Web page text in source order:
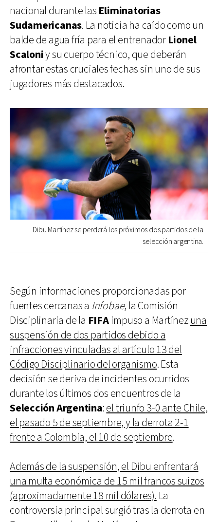
nacional durante las Eliminatorias
Sudamericanas. La noticia ha caído como un
balde de agua fría para el entrenador Lionel
Scaloniy su cuerpo técnico, que deberán
afrontar estas cruciales fechas sin uno de sus
jugadores más destacados.
Dibu Martínez se perderá los próximos dos partidos de la
selección argentina.
Según informaciones proporcionadas por
fuentes cercanas a Infobae, la Comisión
Disciplinaria de la FIFAimpuso a Martínezuna
suspensión de dos partidos debido a
infracciones vinculadas al artículo 13 del
Código Disciplinario del organismo. Esta
decisión se deriva de incidentes ocurridos
durante los últimos dos encuentros de la
Selección Argentina:el triunfo 3-0 ante Chile,
el pasado 5 de septiembre, y la derrota 2-1
frente a Colombia, el 10 de septiembre.
Además de la suspensión, el Dibu enfrentará
una multa económica de 15 mil francos suizos
(aproximadamente 18 mil dólares). La
controversia principal surgió tras la derrota en